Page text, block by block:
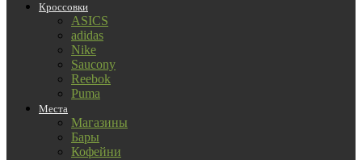
Кроссовки
ASICS
adidas
Nike
Saucony
Reebok
Puma
Места
Магазины
Бары
Кофейни